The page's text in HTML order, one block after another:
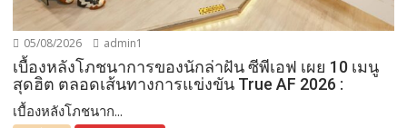
05/08/2026 admin1
เบื้องหลังโภชนาการของนักล่าฝัน ซีพีเอฟ เผย 10 เมนู
สุดฮิต ตลอดเส้นทางการแข่งขัน True AF 2026 :
เบื้องหลังโภชนาก...